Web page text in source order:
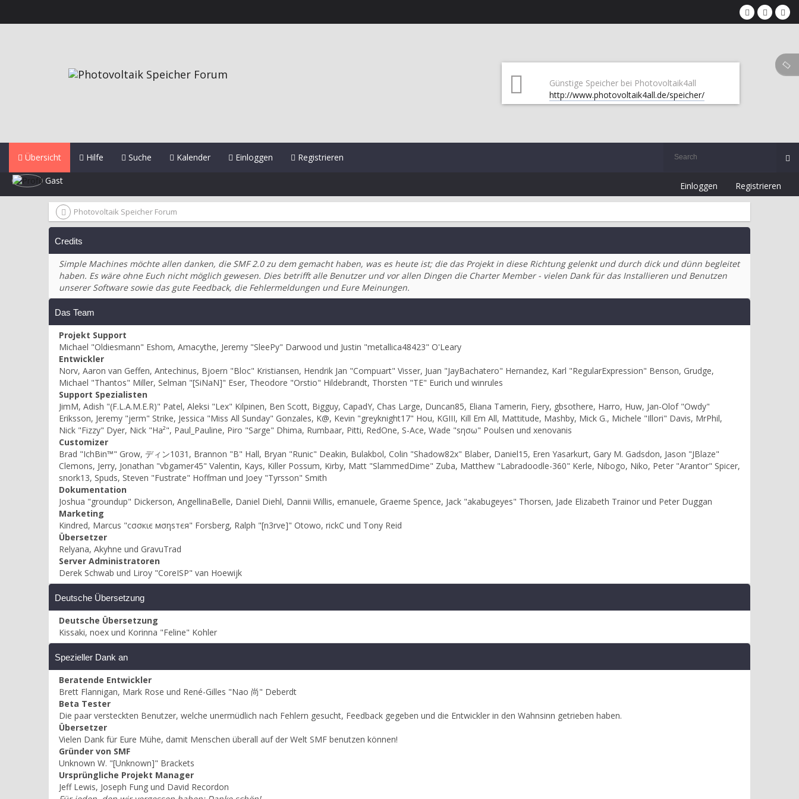
Günstige Speicher bei Photovoltaik4all
http://www.photovoltaik4all.de/speicher/
Übersicht Hilfe Suche Kalender Einloggen Registrieren
Gast Einloggen Registrieren
Photovoltaik Speicher Forum
Credits
Simple Machines möchte allen danken, die SMF 2.0 zu dem gemacht haben, was es heute ist; die das Projekt in diese Richtung gelenkt und durch dick und dünn begleitet
haben. Es wäre ohne Euch nicht möglich gewesen. Dies betrifft alle Benutzer und vor allen Dingen die Charter Member - vielen Dank für das Installieren und Benutzen
unserer Software sowie das gute Feedback, die Fehlermeldungen und Eure Meinungen.
Das Team
Projekt Support
Michael "Oldiesmann" Eshom, Amacythe, Jeremy "SleePy" Darwood und Justin "metallica48423" O'Leary
Entwickler
Norv, Aaron van Geffen, Antechinus, Bjoern "Bloc" Kristiansen, Hendrik Jan "Compuart" Visser, Juan "JayBachatero" Hernandez, Karl "RegularExpression" Benson, Grudge,
Michael "Thantos" Miller, Selman "[SiNaN]" Eser, Theodore "Orstio" Hildebrandt, Thorsten "TE" Eurich und winrules
Support Spezialisten
JimM, Adish "(F.L.A.M.E.R)" Patel, Aleksi "Lex" Kilpinen, Ben Scott, Bigguy, CapadY, Chas Large, Duncan85, Eliana Tamerin, Fiery, gbsothere, Harro, Huw, Jan-Olof "Owdy"
Eriksson, Jeremy "jerm" Strike, Jessica "Miss All Sunday" Gonzales, K@, Kevin "greyknight17" Hou, KGIII, Kill Em All, Mattitude, Mashby, Mick G., Michele "Illori" Davis, MrPhil,
Nick "Fizzy" Dyer, Nick "Ha²", Paul_Pauline, Piro "Sarge" Dhima, Rumbaar, Pitti, RedOne, S-Ace, Wade "sησω" Poulsen und xenovanis
Customizer
Brad "IchBin™" Grow, ディン1031, Brannon "B" Hall, Bryan "Runic" Deakin, Bulakbol, Colin "Shadow82x" Blaber, Daniel15, Eren Yasarkurt, Gary M. Gadsdon, Jason "JBlaze"
Clemons, Jerry, Jonathan "vbgamer45" Valentin, Kays, Killer Possum, Kirby, Matt "SlammedDime" Zuba, Matthew "Labradoodle-360" Kerle, Nibogo, Niko, Peter "Arantor" Spicer,
snork13, Spuds, Steven "Fustrate" Hoffman und Joey "Tyrsson" Smith
Dokumentation
Joshua "groundup" Dickerson, AngellinaBelle, Daniel Diehl, Dannii Willis, emanuele, Graeme Spence, Jack "akabugeyes" Thorsen, Jade Elizabeth Trainor und Peter Duggan
Marketing
Kindred, Marcus "cσσкιє мσηѕтєя" Forsberg, Ralph "[n3rve]" Otowo, rickC und Tony Reid
Übersetzer
Relyana, Akyhne und GravuTrad
Server Administratoren
Derek Schwab und Liroy "CoreISP" van Hoewijk
Deutsche Übersetzung
Deutsche Übersetzung
Kissaki, noex und Korinna "Feline" Kohler
Spezieller Dank an
Beratende Entwickler
Brett Flannigan, Mark Rose und René-Gilles "Nao 尚" Deberdt
Beta Tester
Die paar versteckten Benutzer, welche unermüdlich nach Fehlern gesucht, Feedback gegeben und die Entwickler in den Wahnsinn getrieben haben.
Übersetzer
Vielen Dank für Eure Mühe, damit Menschen überall auf der Welt SMF benutzen können!
Gründer von SMF
Unknown W. "[Unknown]" Brackets
Ursprüngliche Projekt Manager
Jeff Lewis, Joseph Fung und David Recordon